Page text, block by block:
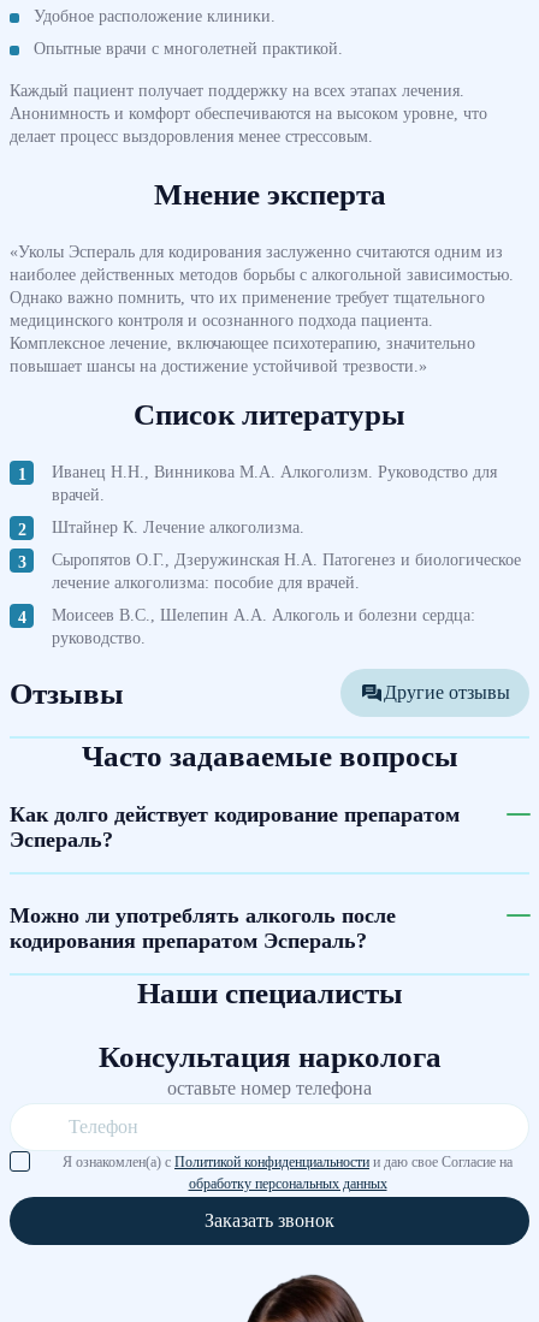
Удобное расположение клиники.
Опытные врачи с многолетней практикой.
Каждый пациент получает поддержку на всех этапах лечения.
Анонимность и комфорт обеспечиваются на высоком уровне, что
делает процесс выздоровления менее стрессовым.
Мнение эксперта
«Уколы Эспераль для кодирования заслуженно считаются одним из
наиболее действенных методов борьбы с алкогольной зависимостью.
Однако важно помнить, что их применение требует тщательного
медицинского контроля и осознанного подхода пациента.
Комплексное лечение, включающее психотерапию, значительно
повышает шансы на достижение устойчивой трезвости.»
Список литературы
Иванец Н.Н., Винникова М.А. Алкоголизм. Руководство для
врачей.
Штайнер К. Лечение алкоголизма.
Сыропятов О.Г., Дзеружинская Н.А. Патогенез и биологическое
лечение алкоголизма: пособие для врачей.
Моисеев B.C., Шелепин А.А. Алкоголь и болезни сердца:
руководство.
Отзывы Другие отзывы
Часто задаваемые вопросы
Как долго действует кодирование препаратом
Эспераль?
Можно ли употреблять алкоголь после
кодирования препаратом Эспераль?
Наши специалисты
Консультация нарколога
оставьте номер телефона
Я ознакомлен(а) с Политикой конфиденциальности и даю свое Согласие на
обработку персональных данных
Заказать звонок